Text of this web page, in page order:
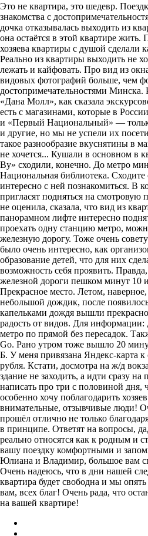
Это не квартира, это шедевр.
знакомства с
дочка отказывалась выходить из
она остаётся в этой квартире
хозяева квартиры с душой сделали
Реально из квартиры выходить не
лежать и кайфовать. Про вид из
видовых фотографий больше, чем
достопримечательностями Минска.
«Дана Молл», как сказала
есть с магазинами, которые в
и «Первый Национальный» —
и другие, но мы не успели их
такое разнообразие вкуснятины в
не хочется... Кушали в основном в
By» сходили, конечно. До метро
Национальная библиотека. Сходите
интересно с ней познакомиться. В
пригласят подняться на смотровую
не оценила, сказала, что вид из
панорамном лифте интересно
проехать одну станцию метро,
железную дорогу. Тоже очень
было очень интересно, как
образование детей, что для них
возможность себя проявить.
железной дороги пешком минут 10
Прекрасное место. Летом,
небольшой дождик, после
капельками дождя вышли
радость от видов. Для информации:
метро по прямой без пересадок.
Go. Рано утром тоже вышло 20
Б. У меня привязана Яндекс-карта к
рубля. Кстати, досмотра на ж/д
здание не заходить, а идти сразу
написать про три с половиной
особенно хочу поблагодарить
внимательные, отзывчивые люди!
прошёл отлично не только
в принципе. Ответят на вопросы,
реально относятся как к родным и
вашу поездку комфортными и
Юлиана и Владимир, большое вам
Очень надеюсь, что в дни нашей
квартира будет свободна и мы
вам, всех благ! Очень рада, что
на вашей квартире!